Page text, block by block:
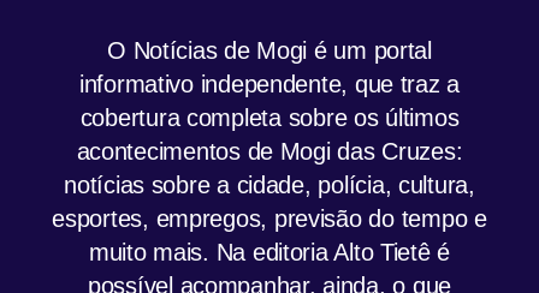
O Notícias de Mogi é um portal
informativo independente, que traz a
cobertura completa sobre os últimos
acontecimentos de Mogi das Cruzes:
notícias sobre a cidade, polícia, cultura,
esportes, empregos, previsão do tempo e
muito mais. Na editoria Alto Tietê é
possível acompanhar, ainda, o que